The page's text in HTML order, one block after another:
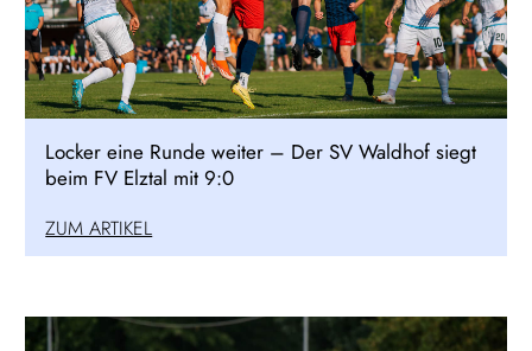
Locker eine Runde weiter – Der SV Waldhof siegt
beim FV Elztal mit 9:0
ZUM ARTIKEL